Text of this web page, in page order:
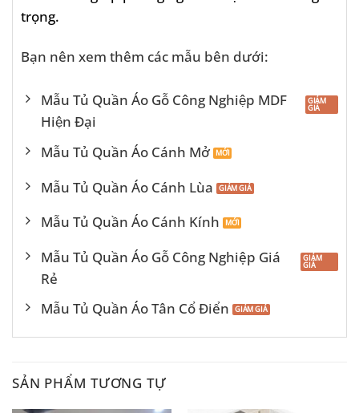
trọng.
Bạn nên xem thêm các mẫu bên dưới:
Mẫu Tủ Quần Áo Gỗ Công Nghiệp MDF
Hiện Đại
Mẫu Tủ Quần Áo Cánh Mở
Mẫu Tủ Quần Áo Cánh Lùa
Mẫu Tủ Quần Áo Cánh Kính
Mẫu Tủ Quần Áo Gỗ Công Nghiệp Giá
Rẻ
Mẫu Tủ Quần Áo Tân Cổ Điển
SẢN PHẨM TƯƠNG TỰ